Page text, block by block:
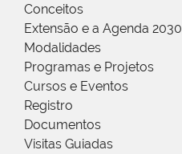
Conceitos
Extensão e a Agenda 2030
Modalidades
Programas e Projetos
Cursos e Eventos
Registro
Documentos
Visitas Guiadas